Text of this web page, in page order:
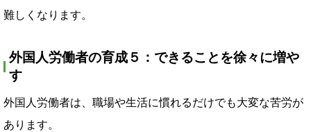
難しくなります。
外国人労働者の育成５：できることを徐々に増や
す
外国人労働者は、職場や生活に慣れるだけでも大変な苦労が
あります。